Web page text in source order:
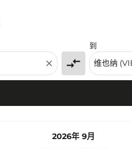
close compare_arrows
到
2026年 9月